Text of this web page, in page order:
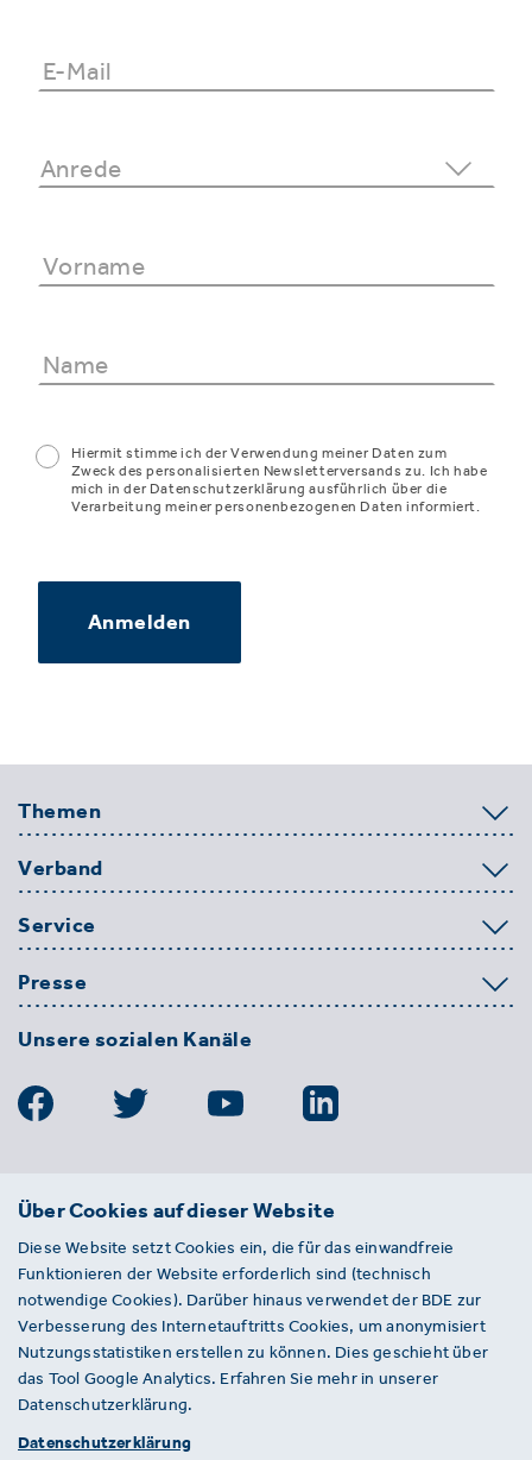
Hiermit stimme ich der Verwendung meiner Daten zum
Zweck des personalisierten Newsletterversands zu. Ich habe
mich in der Datenschutzerklärung ausführlich über die
Verarbeitung meiner personenbezogenen Daten informiert.
Anmelden
Themen
Verband
Service
Presse
Unsere sozialen Kanäle
BDE
Entsorgungs-, Wasser- und
Kreislaufwirtschaft e. V.
Von-der-Heydt-Straße 2
D 10785 Berlin
Sie haben einen Fehler auf unserer Website
gefunden? Ihnen ist ein defekter Link
aufgefallen? Wir freuen uns über Ihren
Über Cookies auf dieser Website
Diese Website setzt Cookies ein, die für das einwandfreie
Funktionieren der Website erforderlich sind (technisch
notwendige Cookies). Darüber hinaus verwendet der BDE zur
Verbesserung des Internetauftritts Cookies, um anonymisiert
Nutzungsstatistiken erstellen zu können. Dies geschieht über
das Tool Google Analytics. Erfahren Sie mehr in unserer
Datenschutzerklärung.
Datenschutzerklärung